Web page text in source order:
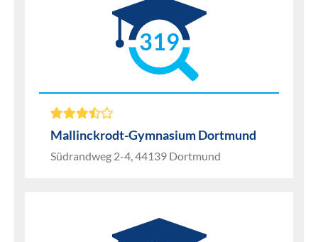
319
Mallinckrodt-Gymnasium Dortmund
Südrandweg 2-4, 44139 Dortmund